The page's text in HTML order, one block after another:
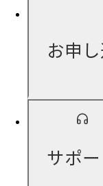
お申
サポ